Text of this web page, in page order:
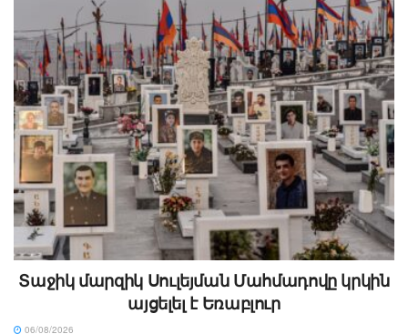
Տաջիկ մարզիկ Սուլեյման Մահմադովը կրկին
այցելել է Եռաբլուր
06/08/2026